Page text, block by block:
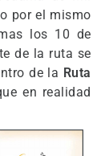
por el mismo
los 10 de
de la ruta se
de la Ruta
en realidad